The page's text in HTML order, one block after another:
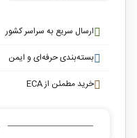
ارسال سریع به سراسر کشور
بسته‌بندی حرفه‌ای و ایمن
خرید مطمئن از ECA